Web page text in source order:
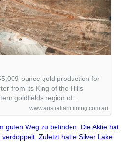
ounce gold production for
from its King of the Hills
goldfields region of…
www.australianmining.com.au
guten Weg zu befinden. Die Aktie hat
Zuletzt hatte Silver Lake